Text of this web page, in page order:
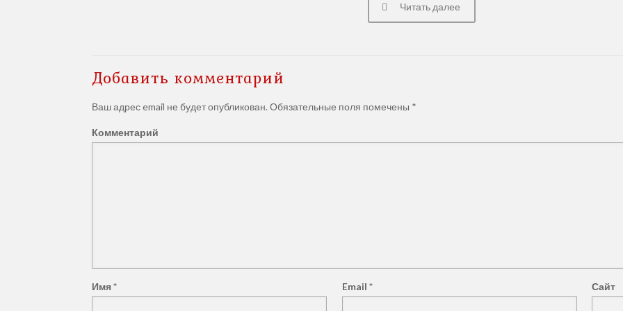
Читать далее
Добавить комментарий
Ваш адрес email не будет опубликован. Обязательные поля помечены *
Комментарий
Имя* Email * Сайт